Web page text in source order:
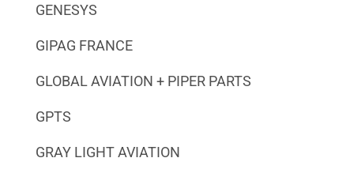
GENESYS
GIPAG FRANCE
GLOBAL AVIATION + PIPER PARTS
GPTS
GRAY LIGHT AVIATION